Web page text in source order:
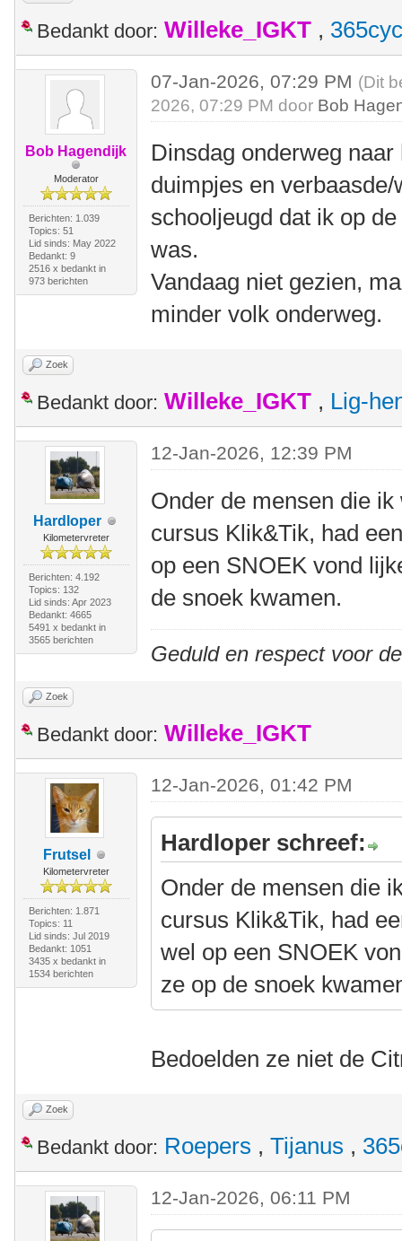
Bedankt door: Willeke_IGKT ,
Bob Hagendijk
Moderator
Berichten: 1.039
Topics: 51
Lid sinds: May 2022
Bedankt: 9
2516 x bedankt in
973 berichten
07-Jan-2026, 07:29 PM (Dit
2026, 07:29 PM door Bob
Dinsdag onderweg
duimpjes en
schooljeugd dat ik op
was.
Vandaag niet gezien,
minder volk onderweg.
Zoek
Bedankt door: Willeke_IGKT , Lig-
Hardloper
Kilometervreter
Berichten: 4.192
Topics: 132
Lid sinds: Apr 2023
Bedankt: 4665
5491 x bedankt in
3565 berichten
12-Jan-2026, 12:39 PM
Onder de mensen die
cursus Klik&Tik, had
op een SNOEK vond
de snoek kwamen.
Geduld en respect voor
Zoek
Bedankt door: Willeke_IGKT
Frutsel
Kilometervreter
Berichten: 1.871
Topics: 11
Lid sinds: Jul 2019
Bedankt: 1051
3435 x bedankt in
1534 berichten
12-Jan-2026, 01:42 PM
Hardloper schreef:
Onder de mensen die
cursus Klik&Tik, had
wel op een SNOEK
ze op de snoek
Bedoelden ze niet de
Zoek
Bedankt door: Roepers , Tijanus ,
12-Jan-2026, 06:11 PM